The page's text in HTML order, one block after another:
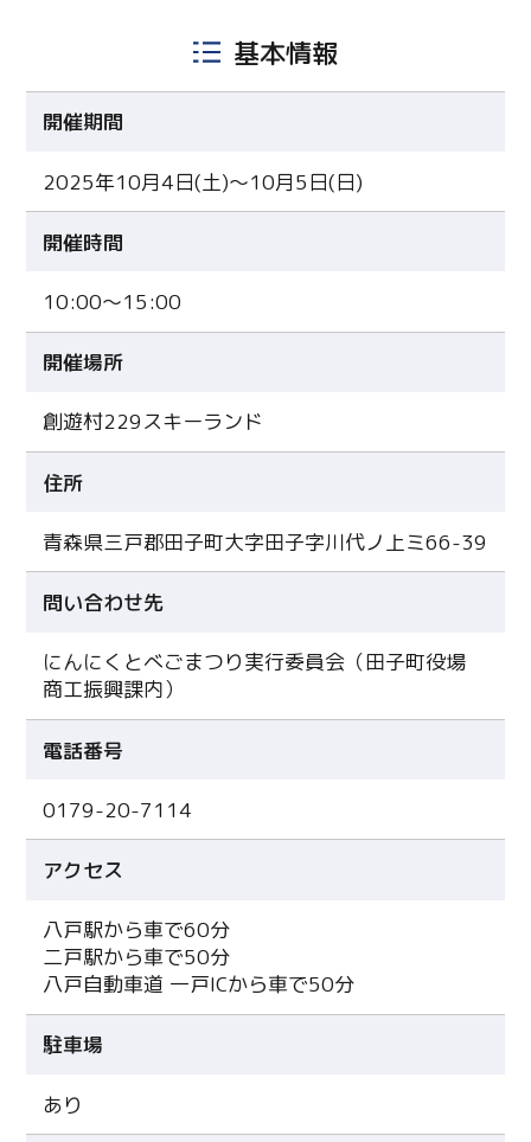
基本情報
開催期間
2025年10月4日(土)〜10月5日(日)
開催時間
10:00～15:00
開催場所
創遊村229スキーランド
住所
青森県三戸郡田子町大字田子字川代ノ上ミ66-39
問い合わせ先
にんにくとべごまつり実行委員会（田子町役場
商工振興課内）
電話番号
0179-20-7114
アクセス
八戸駅から車で60分
二戸駅から車で50分
八戸自動車道 一戸ICから車で50分
駐車場
あり